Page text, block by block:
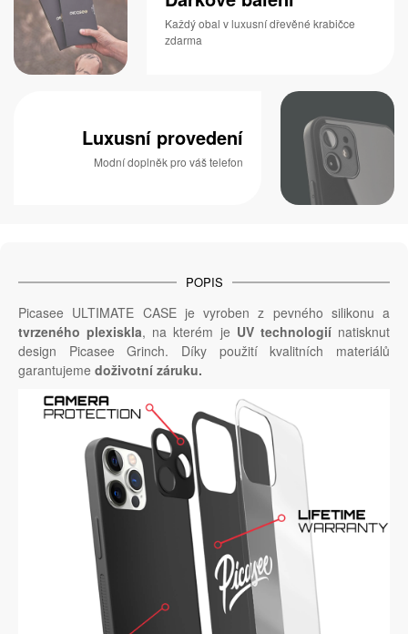
Každý obal v luxusní dřevěné krabičce
zdarma
Luxusní provedení
Modní doplněk pro váš telefon
POPIS
Picasee ULTIMATE CASE je vyroben z pevného silikonu a
tvrzeného plexiskla, na kterém je UV technologiínatisknut
design Picasee Grinch. Díky použití kvalitních materiálů
garantujeme doživotní záruku.